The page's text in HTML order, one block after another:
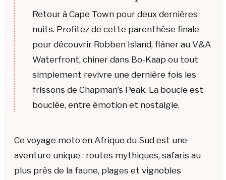
Retour à Cape Town pour deux dernières
nuits. Profitez de cette parenthèse finale
pour découvrir Robben Island, flâner au V&A
Waterfront, chiner dans Bo-Kaap ou tout
simplement revivre une dernière fois les
frissons de Chapman’s Peak. La boucle est
bouclée, entre émotion et nostalgie.
Ce voyage moto en Afrique du Sud est une
aventure unique : routes mythiques, safaris au
plus près de la faune, plages et vignobles